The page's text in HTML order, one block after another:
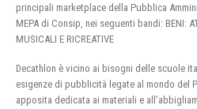
principali marketplace della Pubblica
MEPA di Consip, nei seguenti bandi: BENI:
MUSICALI E RICREATIVE
Decathlon è vicino ai bisogni delle scuole
esigenze di pubblicità legate al mondo del
apposita dedicata ai materiali e